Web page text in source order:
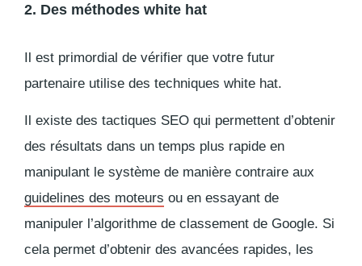
2. Des méthodes white hat
Il est primordial de vérifier que votre futur
partenaire utilise des techniques white hat.
Il existe des tactiques SEO qui permettent d’obtenir
des résultats dans un temps plus rapide en
manipulant le système de manière contraire aux
guidelines des moteurs ou en essayant de
manipuler l’algorithme de classement de Google. Si
cela permet d’obtenir des avancées rapides, les